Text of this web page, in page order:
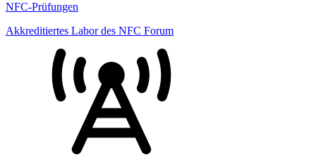
NFC-Prüfungen
Akkreditiertes Labor des NFC Forum